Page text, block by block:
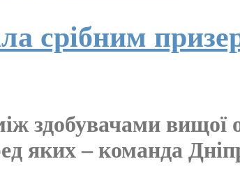
срібним
здобувачами вищої
яких – команда